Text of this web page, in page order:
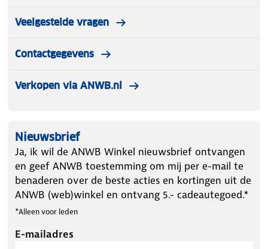
Veelgestelde vragen
Contactgegevens
Verkopen via ANWB.nl
Nieuwsbrief
Ja, ik wil de ANWB Winkel nieuwsbrief ontvangen
en geef ANWB toestemming om mij per e-mail te
benaderen over de beste acties en kortingen uit de
ANWB (web)winkel en ontvang 5.- cadeautegoed.*
*Alleen voor leden
E-mailadres